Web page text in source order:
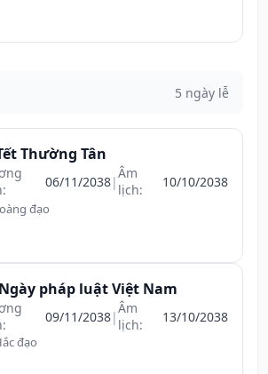
5 ngày lễ
Thường Tân
06/11/2038|Âm
lịch:
10/10/2038
đạo
Ngày pháp luật Việt Nam
09/11/2038|Âm
lịch:
13/10/2038
đạo